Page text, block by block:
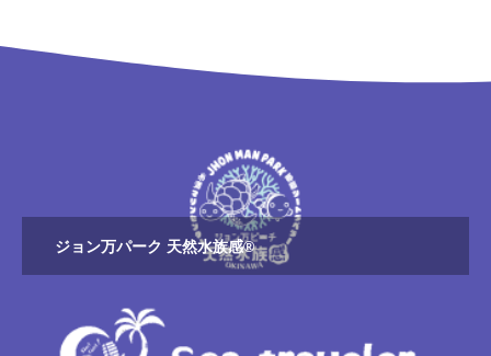
ジョン万パーク 天然水族感®